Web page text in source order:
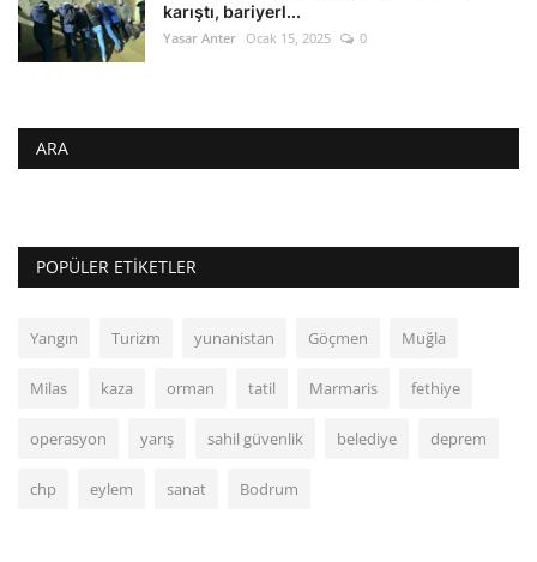
karıştı, bariyerl...
Yasar Anter Ocak 15, 2025 0
ARA
POPÜLER ETIKETLER
Yangın Turizm yunanistan Göçmen Muğla
Milas kaza orman tatil Marmaris fethiye
operasyon yarış sahil güvenlik belediye deprem
chp eylem sanat Bodrum